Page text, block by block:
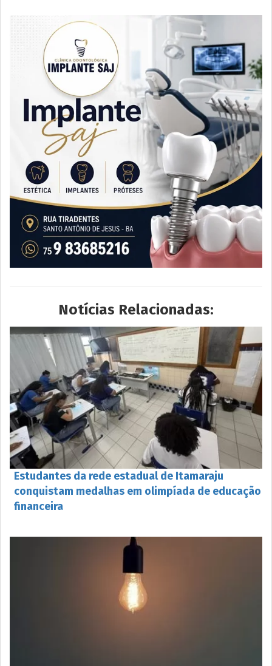
Notícias Relacionadas:
Estudantes da rede estadual de Itamaraju
conquistam medalhas em olimpíada de educação
financeira